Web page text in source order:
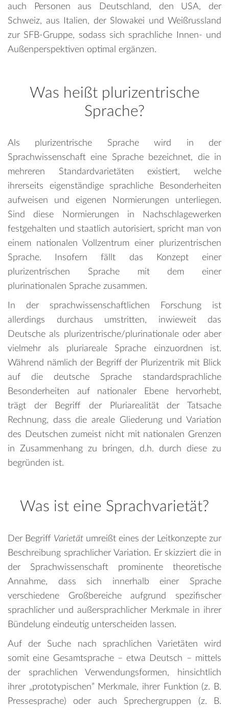
auch Personen aus Deutschland, den USA, der
Schweiz, aus Italien, der Slowakei und Weißrussland
zur SFB-Gruppe, sodass sich sprachliche Innen- und
Außenperspektiven optimal ergänzen.
Was heißt plurizentrische
Sprache?
Als plurizentrische Sprache wird in der
Sprachwissenschaft eine Sprache bezeichnet, die in
mehreren Standardvarietäten existiert, welche
ihrerseits eigenständige sprachliche Besonderheiten
aufweisen und eigenen Normierungen unterliegen.
Sind diese Normierungen in Nachschlagewerken
festgehalten und staatlich autorisiert, spricht man von
einem nationalen Vollzentrum einer plurizentrischen
Sprache. Insofern fällt das Konzept einer
plurizentrischen Sprache mit dem einer
plurinationalen Sprache zusammen.
In der sprachwissenschaftlichen Forschung ist
allerdings durchaus umstritten, inwieweit das
Deutsche als plurizentrische/plurinationale oder aber
vielmehr als pluriareale Sprache einzuordnen ist.
Während nämlich der Begriff der Plurizentrik mit Blick
auf die deutsche Sprache standardsprachliche
Besonderheiten auf nationaler Ebene hervorhebt,
trägt der Begriff der Pluriarealität der Tatsache
Rechnung, dass die areale Gliederung und Variation
des Deutschen zumeist nicht mit nationalen Grenzen
in Zusammenhang zu bringen, d.h. durch diese zu
begründen ist.
Was ist eine Sprachvarietät?
Der Begriff Varietät umreißt eines der Leitkonzepte zur
Beschreibung sprachlicher Variation. Er skizziert die in
der Sprachwissenschaft prominente theoretische
Annahme, dass sich innerhalb einer Sprache
verschiedene Großbereiche aufgrund spezifischer
sprachlicher und außersprachlicher Merkmale in ihrer
Bündelung eindeutig unterscheiden lassen.
Auf der Suche nach sprachlichen Varietäten wird
somit eine Gesamtsprache – etwa Deutsch – mittels
der sprachlichen Verwendungsformen, hinsichtlich
ihrer „prototypischen” Merkmale, ihrer Funktion (z. B.
Pressesprache) oder auch Sprechergruppen (z. B.